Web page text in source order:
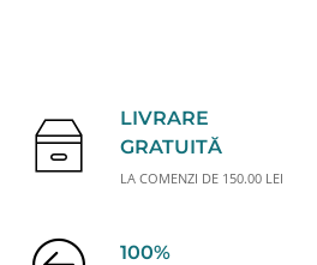
LIVRARE
GRATUITĂ
LA COMENZI DE 150.00 LEI
100%